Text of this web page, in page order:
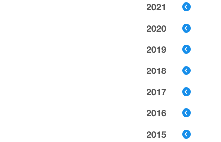
2021
2020
2019
2018
2017
2016
2015